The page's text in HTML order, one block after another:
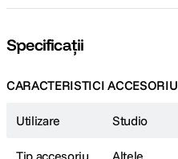
Specificații
CARACTERISTICI ACCESORIU
Utilizare Studio
Tip accesoriu Altele